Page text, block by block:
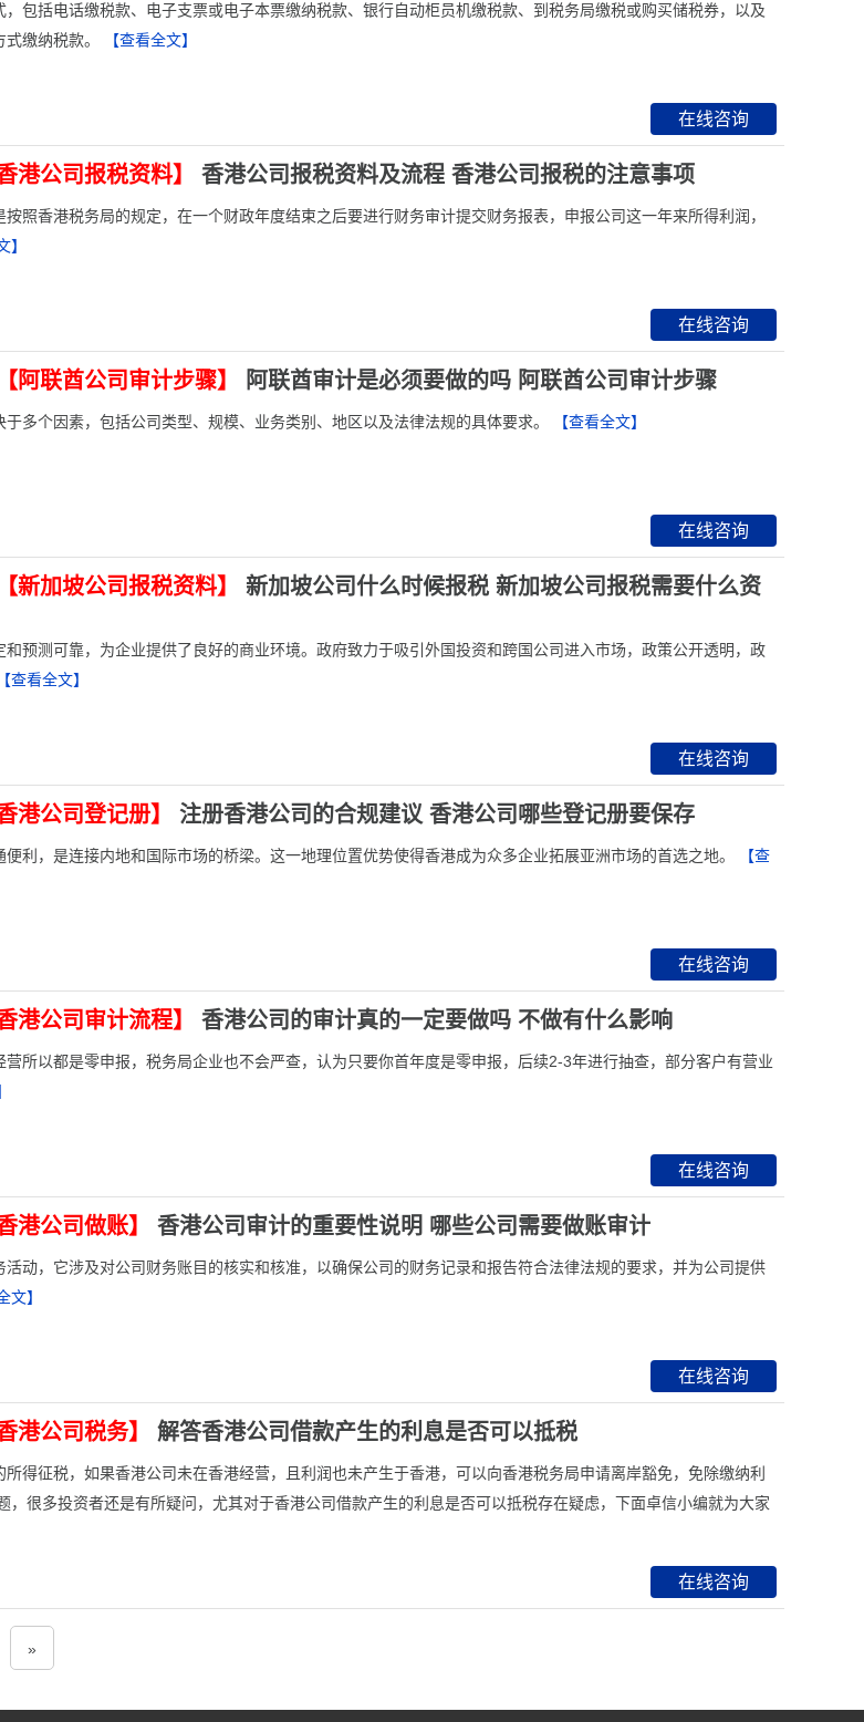
包括电话缴税款、电子支票或电子本票缴纳税款、银行自动柜员机缴税款、到税务局缴税或购买储税券，以及
缴纳税款。
【查看全文】
在线咨询
香港公司报税资料】 香港公司报税资料及流程 香港公司报税的注意事项
照香港税务局的规定，在一个财政年度结束之后要进行财务审计提交财务报表，申报公司这一年来所得利润，
】
在线咨询
【阿联酋公司审计步骤】 阿联酋审计是必须要做的吗 阿联酋公司审计步骤
多个因素，包括公司类型、规模、业务类别、地区以及法律法规的具体要求。 【查看全文】
在线咨询
【新加坡公司报税资料】
新加坡公司什么时候报税 新加坡公司报税需要什么资
预测可靠，为企业提供了良好的商业环境。政府致力于吸引外国投资和跨国公司进入市场，政策公开透明，政
【查看全文】
在线咨询
香港公司登记册】 注册香港公司的合规建议 香港公司哪些登记册要保存
利，是连接内地和国际市场的桥梁。这一地理位置优势使得香港成为众多企业拓展亚洲市场的首选之地。
【查
在线咨询
香港公司审计流程】 香港公司的审计真的一定要做吗 不做有什么影响
营所以都是零申报，税务局企业也不会严查，认为只要你首年度是零申报，后续2-3年进行抽查，部分客户有营业
在线咨询
香港公司做账】 香港公司审计的重要性说明 哪些公司需要做账审计
动，它涉及对公司财务账目的核实和核准，以确保公司的财务记录和报告符合法律法规的要求，并为公司提供
文】
在线咨询
香港公司税务】 解答香港公司借款产生的利息是否可以抵税
得征税，如果香港公司未在香港经营，且利润也未产生于香港，可以向香港税务局申请离岸豁免，免除缴纳利
，很多投资者还是有所疑问，尤其对于香港公司借款产生的利息是否可以抵税存在疑虑，下面卓信小编就为大家
在线咨询
»